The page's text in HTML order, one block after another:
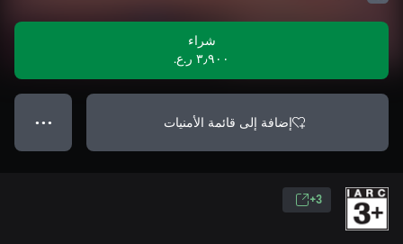
شراء
٣٫٩٠٠ ر.ع.‏
إضافة إلى قائمة الأمنيات ● ● ●
3+